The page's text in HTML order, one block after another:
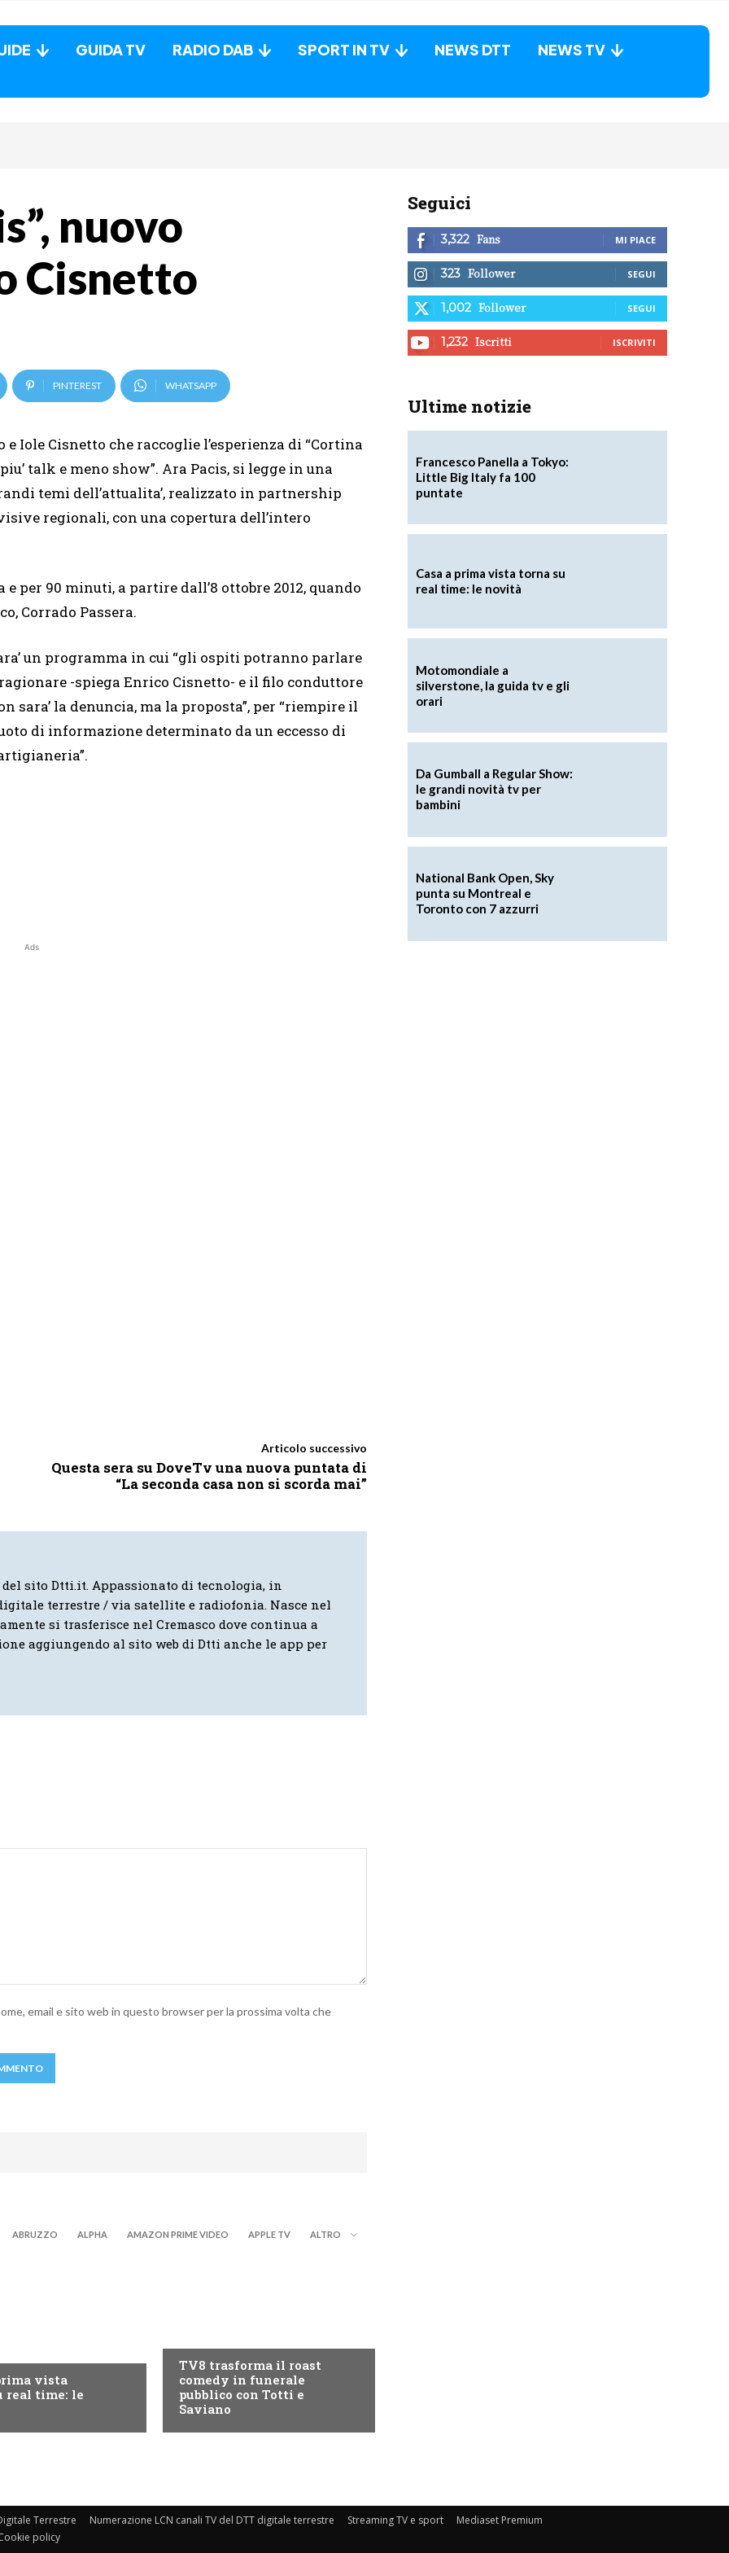
GUIDA TV RADIO DAB SPORT IN TV NEWS DTT NEWS TV
nuovo
Cisnetto
PINTEREST WHATSAPP
Iole Cisnetto che raccoglie l’esperienza di “Cortina
talk e meno show”. Ara Pacis, si legge in una
temi dell’attualita’, realizzato in partnership
regionali, con una copertura dell’intero
per 90 minuti, a partire dall’8 ottobre 2012, quando
Corrado Passera.
un programma in cui “gli ospiti potranno parlare
-spiega Enrico Cisnetto- e il filo conduttore
sara’ la denuncia, ma la proposta”, per “riempire il
di informazione determinato da un eccesso di
Ads
Articolo successivo
Questa sera su DoveTv una nuova puntata di
“La seconda casa non si scorda mai”
sito Dtti.it. Appassionato di tecnologia, in
terrestre / via satellite e radiofonia. Nasce nel
si trasferisce nel Cremasco dove continua a
aggiungendo al sito web di Dtti anche le app per
email e sito web in questo browser per la prossima volta che
ABRUZZO ALPHA AMAZON PRIME VIDEO APPLE TV ALTRO
vista
real time: le
TV8 trasforma il roast
comedy in funerale
pubblico con Totti e
Saviano
Seguici
3,322 Fans MI PIACE
323 Follower SEGUI
1,002 Follower SEGUI
1,232 Iscritti ISCRIVITI
Ultime notizie
Francesco Panella a Tokyo:
Little Big Italy fa 100
puntate
Casa a prima vista torna su
real time: le novità
Motomondiale a
silverstone, la guida tv e gli
orari
Da Gumball a Regular Show:
le grandi novità tv per
bambini
National Bank Open, Sky
punta su Montreal e
Toronto con 7 azzurri
Terrestre Numerazione LCN canali TV del DTT digitale terrestre Streaming TV e sport
Mediaset Premium
policy